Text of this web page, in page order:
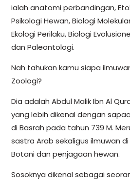
ialah anatomi perbandingan,
Psikologi Hewan, Biologi
Ekologi Perilaku, Biologi
dan Paleontologi.
Nah tahukan kamu siapa
Zoologi?
Dia adalah Abdul Malik Ibn Al
yang lebih dikenal dengan
di Basrah pada tahun 739 M.
sastra Arab sekaligus ilmuwan
Botani dan penjagaan hewan.
Sosoknya dikenal sebagai